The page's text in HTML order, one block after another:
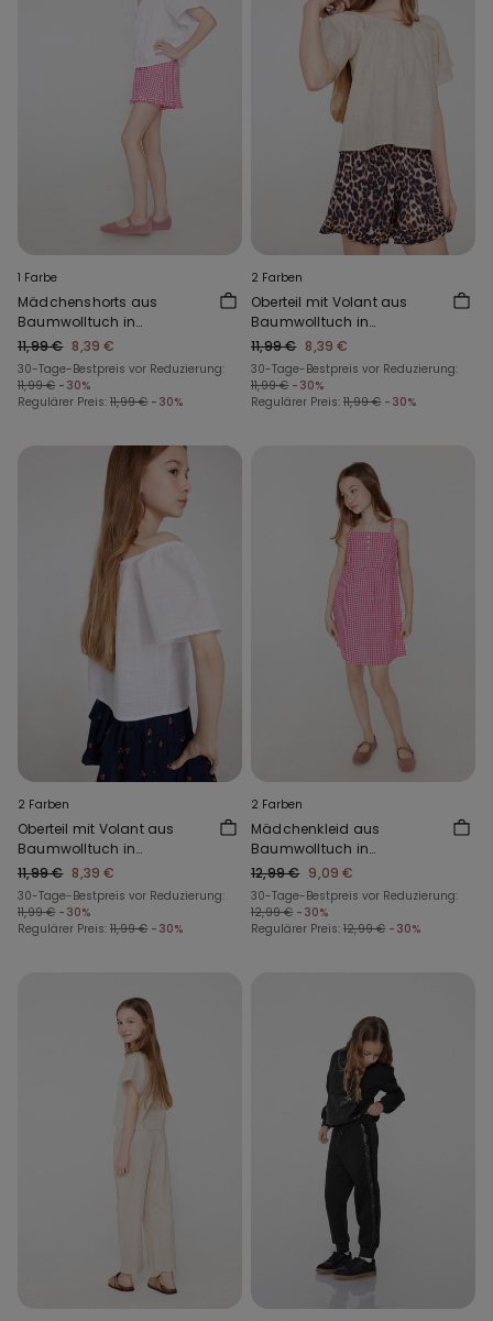
1 Farbe
Mädchenshorts aus
Baumwolltuch in
Leinenoptik mit Rüschen
11,99 € 8,39 €
30-Tage-Bestpreis vor Reduzierung:
11,99 € -30%
Regulärer Preis: 11,99 € -30%
2 Farben
Oberteil mit Volant aus
Baumwolltuch in
Leinenoptik
11,99 € 8,39 €
30-Tage-Bestpreis vor Reduzierung:
11,99 € -30%
Regulärer Preis: 11,99 € -30%
2 Farben
Oberteil mit Volant aus
Baumwolltuch in
Leinenoptik
11,99 € 8,39 €
30-Tage-Bestpreis vor Reduzierung:
11,99 € -30%
Regulärer Preis: 11,99 € -30%
2 Farben
Mädchenkleid aus
Baumwolltuch in
Leinenoptik
12,99 € 9,09 €
30-Tage-Bestpreis vor Reduzierung:
12,99 € -30%
Regulärer Preis: 12,99 € -30%